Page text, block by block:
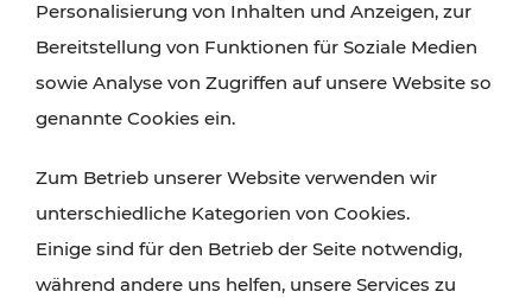
Ausflugstipps
Wien, Niederösterreich und das Burgenland
Wanderungen, Kultur und Gastronomie,
Radtouren oder purer Naturgenuss – viele
Attraktionen sind mit den Ticket- und Fahrplan-
Angeboten des VOR gut und schnell erreichbar.
Personalisierung von Inhalten und Anzeigen, zur
Bereitstellung von Funktionen für Soziale Medien
sowie Analyse von Zugriffen auf unsere Website so
genannte Cookies ein.
Zum Betrieb unserer Website verwenden wir
unterschiedliche Kategorien von Cookies.
Einige sind für den Betrieb der Seite notwendig,
während andere uns helfen, unsere Services zu